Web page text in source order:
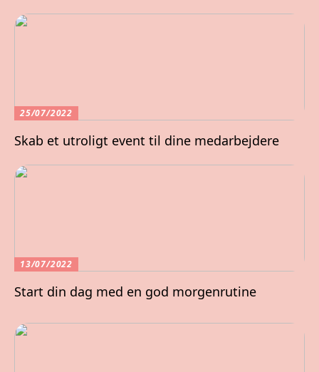
25/07/2022
Skab et utroligt event til dine medarbejdere
13/07/2022
Start din dag med en god morgenrutine